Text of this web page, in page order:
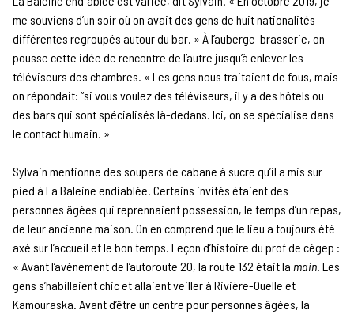
me souviens d’un soir où on avait des gens de huit nationalités
différentes regroupés autour du bar. » À l’auberge-brasserie, on
pousse cette idée de rencontre de l’autre jusqu’à enlever les
téléviseurs des chambres. « Les gens nous traitaient de fous, mais
on répondait: “si vous voulez des téléviseurs, il y a des hôtels ou
des bars qui sont spécialisés là-dedans. Ici, on se spécialise dans
le contact humain. »
Sylvain mentionne des soupers de cabane à sucre qu’il a mis sur
pied à La Baleine endiablée. Certains invités étaient des
personnes âgées qui reprennaient possession, le temps d’un repas,
de leur ancienne maison. On en comprend que le lieu a toujours été
axé sur l’accueil et le bon temps. Leçon d’histoire du prof de cégep :
« Avant l’avènement de l’autoroute 20, la route 132 était la main . Les
gens s’habillaient chic et allaient veiller à Rivière-Ouelle et
Kamouraska. Avant d’être un centre pour personnes âgées, la